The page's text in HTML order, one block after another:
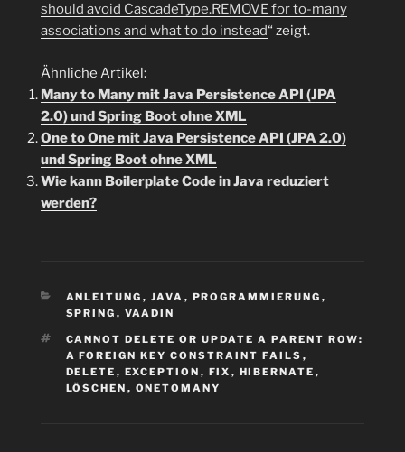
should avoid CascadeType.REMOVE for to-many
associations and what to do instead“ zeigt.
Ähnliche Artikel:
Many to Many mit Java Persistence API (JPA
2.0) und Spring Boot ohne XML
One to One mit Java Persistence API (JPA 2.0)
und Spring Boot ohne XML
Wie kann Boilerplate Code in Java reduziert
werden?
KATEGORIEN
ANLEITUNG , JAVA , PROGRAMMIERUNG ,
SPRING , VAADIN
SCHLAGWÖRTER
CANNOT DELETE OR UPDATE A PARENT ROW:
A FOREIGN KEY CONSTRAINT FAILS ,
DELETE , EXCEPTION , FIX , HIBERNATE ,
LÖSCHEN , ONETOMANY